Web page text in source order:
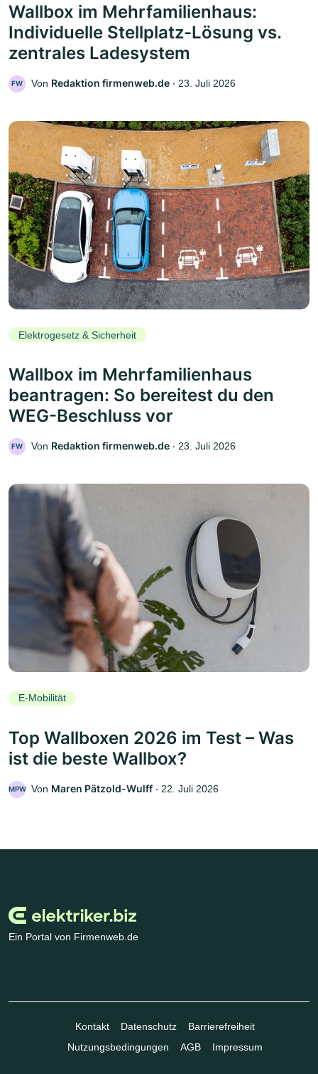
Wallbox im Mehrfamilienhaus:
Individuelle Stellplatz-Lösung vs.
zentrales Ladesystem
FW Von Redaktion firmenweb.de ‧ 23. Juli 2026
Elektrogesetz & Sicherheit
Wallbox im Mehrfamilienhaus
beantragen: So bereitest du den
WEG-Beschluss vor
FW Von Redaktion firmenweb.de ‧ 23. Juli 2026
E-Mobilität
Top Wallboxen 2026 im Test – Was
ist die beste Wallbox?
MPW Von Maren Pätzold-Wulff ‧ 22. Juli 2026
Ein Portal von Firmenweb.de
Kontakt Datenschutz
Barrierefreiheit
Nutzungsbedingungen
AGB Impressum